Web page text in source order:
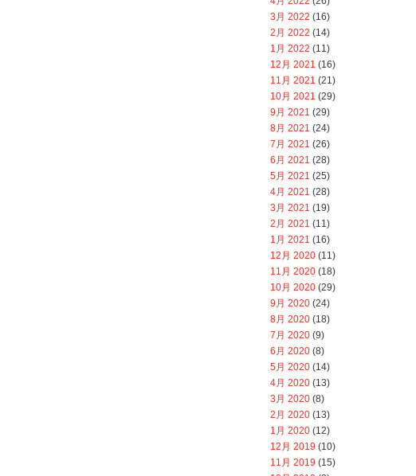
3月 2022 (16)
2月 2022 (14)
1月 2022 (11)
12月 2021 (16)
11月 2021 (21)
10月 2021 (29)
9月 2021 (29)
8月 2021 (24)
7月 2021 (26)
6月 2021 (28)
5月 2021 (25)
4月 2021 (28)
3月 2021 (19)
2月 2021 (11)
1月 2021 (16)
12月 2020 (11)
11月 2020 (18)
10月 2020 (29)
9月 2020 (24)
8月 2020 (18)
7月 2020 (9)
6月 2020 (8)
5月 2020 (14)
4月 2020 (13)
3月 2020 (8)
2月 2020 (13)
1月 2020 (12)
12月 2019 (10)
11月 2019 (15)